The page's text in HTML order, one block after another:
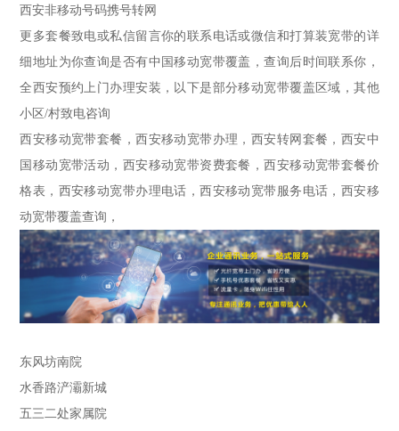
西安非移动号码携号转网
更多套餐致电或私信留言你的联系电话或微信和打算装宽带的详
细地址为你查询是否有中国移动宽带覆盖，查询后时间联系你，
全西安预约上门办理安装，以下是部分移动宽带覆盖区域，其他
小区/村致电咨询
西安移动宽带套餐，西安移动宽带办理，西安转网套餐，西安中
国移动宽带活动，西安移动宽带资费套餐，西安移动宽带套餐价
格表，西安移动宽带办理电话，西安移动宽带服务电话，西安移
动宽带覆盖查询，
东风坊南院
水香路浐灞新城
五三二处家属院